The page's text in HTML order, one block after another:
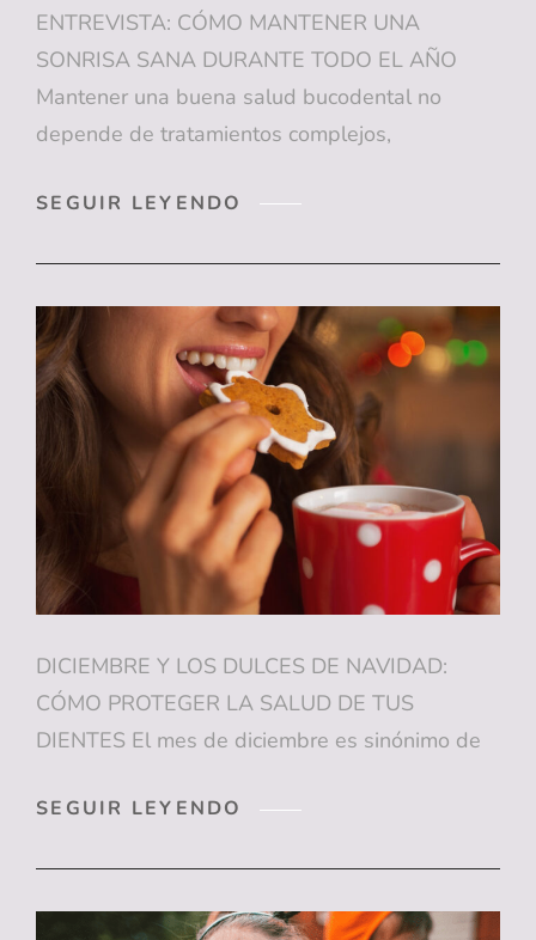
ENTREVISTA: CÓMO MANTENER UNA
SONRISA SANA DURANTE TODO EL AÑO
Mantener una buena salud bucodental no
depende de tratamientos complejos,
SEGUIR LEYENDO
ENTREVISTA:
SONRISA
SANA
DURANTE
TODO
EL
AÑO
DICIEMBRE Y LOS DULCES DE NAVIDAD:
CÓMO PROTEGER LA SALUD DE TUS
DIENTES El mes de diciembre es sinónimo de
SEGUIR LEYENDO
DICIEMBRE
DE